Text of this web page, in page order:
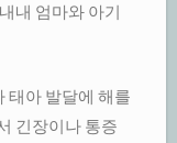
내 엄마와 아기
태아 발달에 해를
긴장이나 통증